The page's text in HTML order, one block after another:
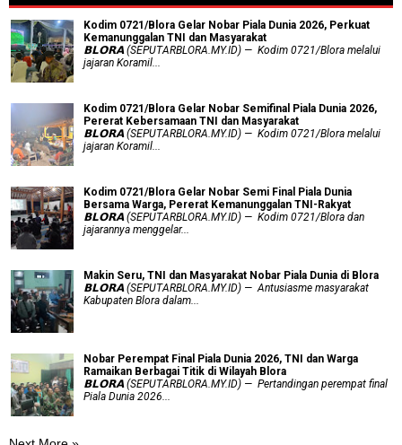
Kodim 0721/Blora Gelar Nobar Piala Dunia 2026, Perkuat
Kemanunggalan TNI dan Masyarakat
𝗕𝗟𝗢𝗥𝗔 (SEPUTARBLORA.MY.ID) — Kodim 0721/Blora melalui
jajaran Koramil...
Kodim 0721/Blora Gelar Nobar Semifinal Piala Dunia 2026,
Pererat Kebersamaan TNI dan Masyarakat
𝗕𝗟𝗢𝗥𝗔 (SEPUTARBLORA.MY.ID) — Kodim 0721/Blora melalui
jajaran Koramil...
Kodim 0721/Blora Gelar Nobar Semi Final Piala Dunia
Bersama Warga, Pererat Kemanunggalan TNI-Rakyat
𝗕𝗟𝗢𝗥𝗔 (SEPUTARBLORA.MY.ID) — Kodim 0721/Blora dan
jajarannya menggelar...
Makin Seru, TNI dan Masyarakat Nobar Piala Dunia di Blora
𝗕𝗟𝗢𝗥𝗔 (SEPUTARBLORA.MY.ID) — Antusiasme masyarakat
Kabupaten Blora dalam...
Nobar Perempat Final Piala Dunia 2026, TNI dan Warga
Ramaikan Berbagai Titik di Wilayah Blora
𝗕𝗟𝗢𝗥𝗔 (SEPUTARBLORA.MY.ID) — Pertandingan perempat final
Piala Dunia 2026...